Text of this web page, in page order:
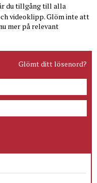
du tillgång till alla
videoklipp. Glöm inte att
mer på relevant
Glömt ditt lösenord?